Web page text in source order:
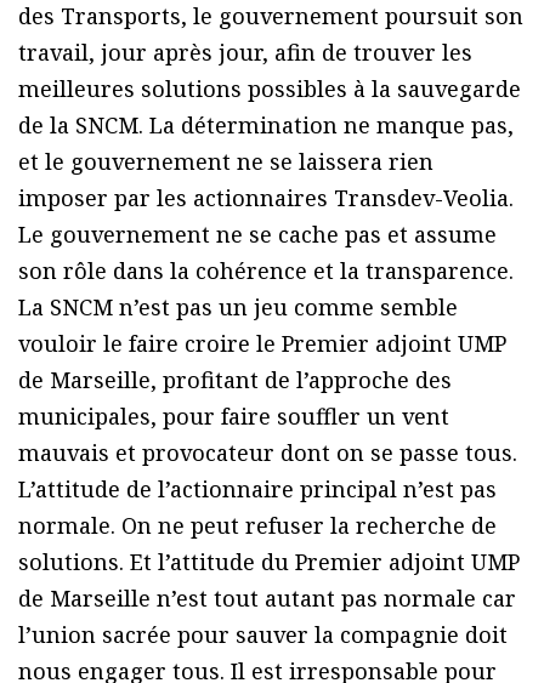
des Transports, le gouvernement poursuit son
travail, jour après jour, afin de trouver les
meilleures solutions possibles à la sauvegarde
de la SNCM. La détermination ne manque pas,
et le gouvernement ne se laissera rien
imposer par les actionnaires Transdev-Veolia.
Le gouvernement ne se cache pas et assume
son rôle dans la cohérence et la transparence.
La SNCM n’est pas un jeu comme semble
vouloir le faire croire le Premier adjoint UMP
de Marseille, profitant de l’approche des
municipales, pour faire souffler un vent
mauvais et provocateur dont on se passe tous.
L’attitude de l’actionnaire principal n’est pas
normale. On ne peut refuser la recherche de
solutions. Et l’attitude du Premier adjoint UMP
de Marseille n’est tout autant pas normale car
l’union sacrée pour sauver la compagnie doit
nous engager tous. Il est irresponsable pour